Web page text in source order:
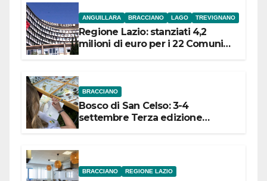
ANGUILLARA BRACCIANO LAGO TREVIGNANO
Regione Lazio: stanziati 4,2
milioni di euro per i 22 Comuni
BRACCIANO
Bosco di San Celso: 3-4
settembre Terza edizione
BRACCIANO REGIONE LAZIO